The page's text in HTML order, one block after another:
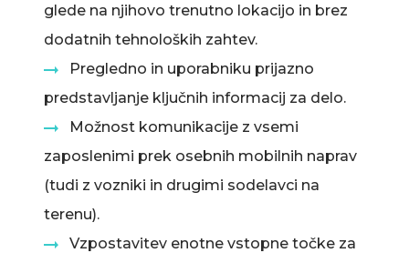
glede na njihovo trenutno lokacijo in brez
dodatnih tehnoloških zahtev.
Pregledno in uporabniku prijazno
predstavljanje ključnih informacij za delo.
Možnost komunikacije z vsemi
zaposlenimi prek osebnih mobilnih naprav
(tudi z vozniki in drugimi sodelavci na
terenu).
Vzpostavitev enotne vstopne točke za